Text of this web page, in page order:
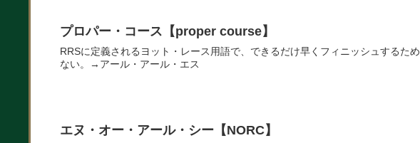
プロパー・コース【proper course】
RRSに定義されるヨット・レース用語で、できるだけ早くフィニッシュするた
ない。→アール・アール・エス
エヌ・オー・アール・シー【NORC】